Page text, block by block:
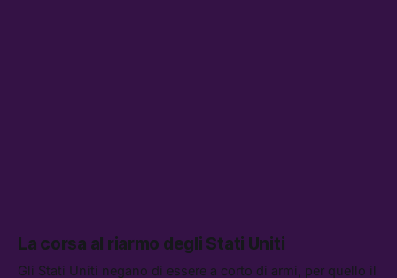
La corsa al riarmo degli Stati Uniti
Gli Stati Uniti negano di essere a corto di armi, per quello il